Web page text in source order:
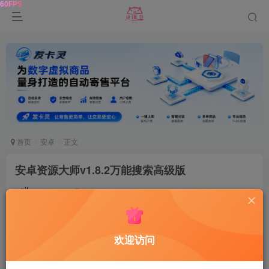
首页 安卓 正文
安卓资源大师v1.8.2万能搜索高级版
鹿鸣 关注
是一个集合了多种常见资源的本地爬虫
利用python + 本地数据化处理，可对磁力、影视、音乐、网
欢迎访问